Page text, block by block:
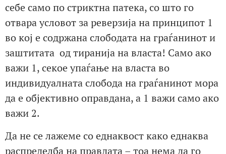
себе само по стриктна патека, со што го
отвара условот за реверзија на принципот 1
во кој е содржана слободата на граѓанинот и
заштитата од тиранија на власта! Само ако
важи 1, секое упаѓање на власта во
индивидуалната слобода на граѓанинот мора
да е објективно оправдана, а 1 важи само ако
важи 2.
Да не се лажеме со еднаквост како еднаква
распределба на правдата – тоа нема да го